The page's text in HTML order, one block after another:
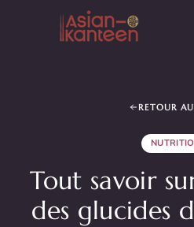
RETOUR
Tout savoir
des glucides